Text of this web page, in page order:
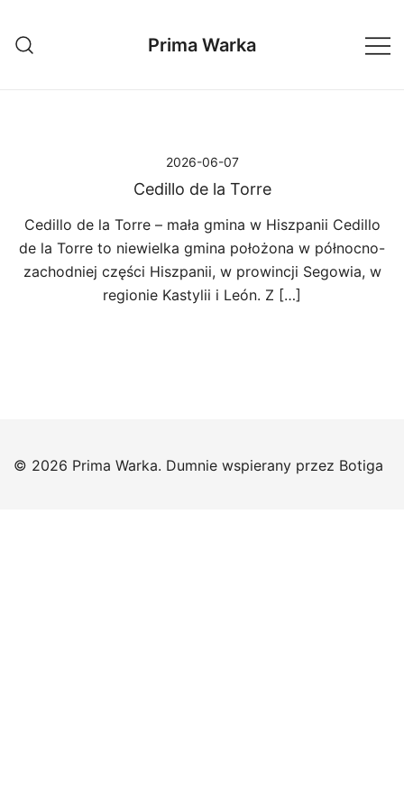
treści
Prima Warka
2026-06-07
Cedillo de la Torre
Cedillo de la Torre – mała gmina w Hiszpanii Cedillo
de la Torre to niewielka gmina położona w północno-
zachodniej części Hiszpanii, w prowincji Segowia, w
regionie Kastylii i León. Z […]
© 2026 Prima Warka. Dumnie wspierany przez Botiga